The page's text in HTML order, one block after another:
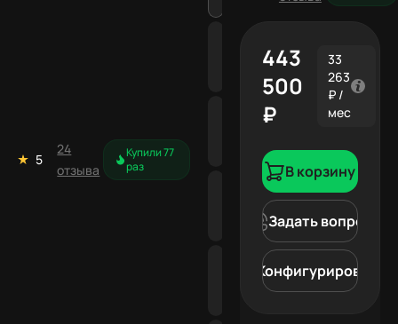
5
24
отзыва
Купили 77
раз
443
500
₽
33
263
₽ /
мес
В корзину
Задать вопрос
Конфигурировать